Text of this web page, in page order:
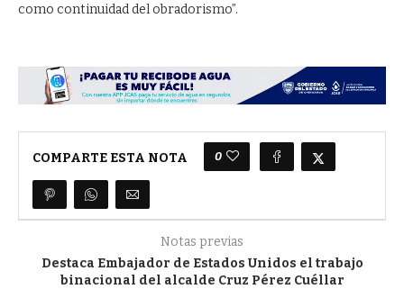
como continuidad del obradorismo”.
COMPARTE ESTA NOTA 0
Notas previas
Destaca Embajador de Estados Unidos el trabajo
binacional del alcalde Cruz Pérez Cuéllar